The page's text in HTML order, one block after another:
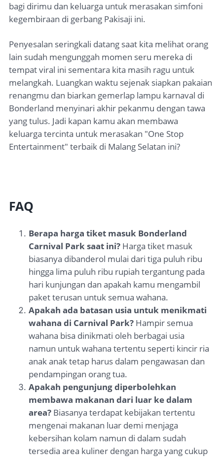
bagi dirimu dan keluarga untuk merasakan simfoni
kegembiraan di gerbang Pakisaji ini.
Penyesalan seringkali datang saat kita melihat orang
lain sudah mengunggah momen seru mereka di
tempat viral ini sementara kita masih ragu untuk
melangkah. Luangkan waktu sejenak siapkan pakaian
renangmu dan biarkan gemerlap lampu karnaval di
Bonderland menyinari akhir pekanmu dengan tawa
yang tulus. Jadi kapan kamu akan membawa
keluarga tercinta untuk merasakan "One Stop
Entertainment" terbaik di Malang Selatan ini?
FAQ
Berapa harga tiket masuk Bonderland
Carnival Park saat ini? Harga tiket masuk
biasanya dibanderol mulai dari tiga puluh ribu
hingga lima puluh ribu rupiah tergantung pada
hari kunjungan dan apakah kamu mengambil
paket terusan untuk semua wahana.
Apakah ada batasan usia untuk menikmati
wahana di Carnival Park? Hampir semua
wahana bisa dinikmati oleh berbagai usia
namun untuk wahana tertentu seperti kincir ria
anak anak tetap harus dalam pengawasan dan
pendampingan orang tua.
Apakah pengunjung diperbolehkan
membawa makanan dari luar ke dalam
area? Biasanya terdapat kebijakan tertentu
mengenai makanan luar demi menjaga
kebersihan kolam namun di dalam sudah
tersedia area kuliner dengan harga yang cukup